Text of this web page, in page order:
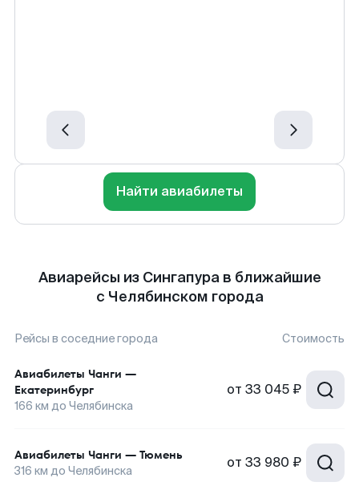
Найти авиабилеты
Авиарейсы из Сингапура в ближайшие
с Челябинском города
Рейсы в соседние города Стоимость
Авиабилеты Чанги —
Екатеринбург
166 км до Челябинска
от 33 045 ₽
Авиабилеты Чанги — Тюмень
316 км до Челябинска от 33 980 ₽